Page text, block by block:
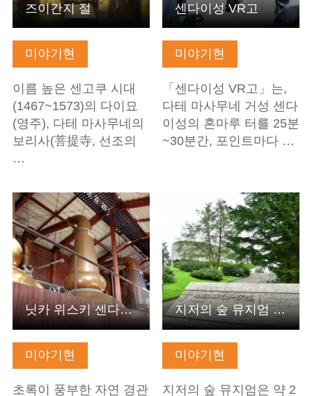
미야기현
이름 높은 센고쿠 시대
(1467~1573)의 다이묘
(영주), 다테 마사무네의
보리사(菩提寺, 선조의
…
즈이간지 절
미야기현
「센다이성 VR고」는,
다테 마사무네 거성 센다
이성의 혼마루 터를 25분
~30분간, 포인트마다 …
센다이성 VR고
미야기현
초록이 풍부한 자연 경관
기본정보 보기
닛카 위스키 센다이 공장 미야기쿄 증류소
미야기현
지저의 숲 뮤지엄은 약 2
기본정보 보기
지저의 숲 뮤지엄 센다이시 도미자와 유적 보존관